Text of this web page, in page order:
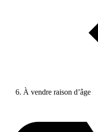
À vendre raison d’âge